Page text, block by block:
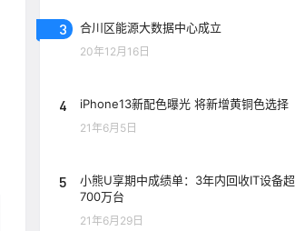
3 合川区能源大数据中心成立
20年12月16日
4 iPhone13新配色曝光 将新增黄铜色选择
21年6月5日
5
小熊U享期中成绩单：3年内回收IT设备超
700万台
21年6月29日